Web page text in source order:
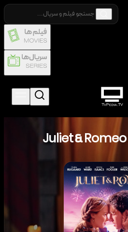
Juliet & Romeo